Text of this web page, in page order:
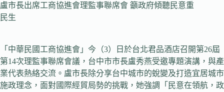
盧市長出席工商協進會理監事聯席會 籲政府傾聽民意重
民生
「中華民國工商協進會」今（3）日於台北君品酒店召開第26屆
第14次理監事聯席會議，台中市市長盧秀燕受邀專題演講，與產
業代表熱絡交流。盧市長除分享台中城市的蛻變及打造宜居城市
施政理念，面對國際經貿局勢的挑戰，她強調「民意在領航，政